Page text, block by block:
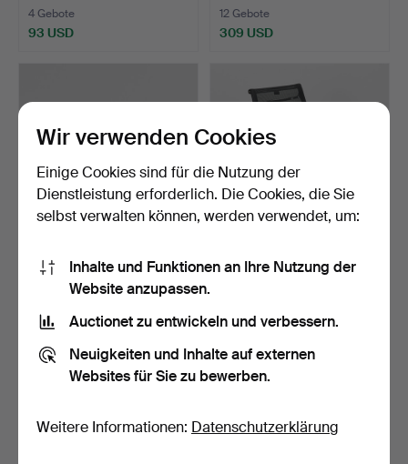
4 Gebote
93 USD
12 Gebote
309 USD
Ottomane bezogen mit
hellem Kunstlammfell,…
Beendet 6. Aug 2026
4 Gebote
CHARLES EAMES.
Armlehnstuhl mit Gestell
24 Gebote
Wir verwenden Cookies
Einige Cookies sind für die Nutzung der
Dienstleistung erforderlich. Die Cookies, die Sie
selbst verwalten können, werden verwendet, um:
Inhalte und Funktionen an Ihre Nutzung der
Website anzupassen.
Auctionet zu entwickeln und verbessern.
Neuigkeiten und Inhalte auf externen
Websites für Sie zu bewerben.
Weitere Informationen: Datenschutzerklärung